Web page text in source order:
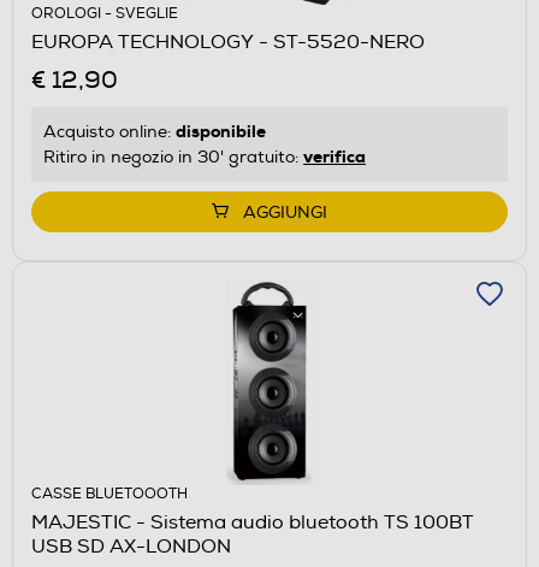
OROLOGI - SVEGLIE
EUROPA TECHNOLOGY - ST-5520-NERO
€ 12,90
Acquisto online: disponibile
Ritiro in negozio in 30' gratuito: verifica
AGGIUNGI
CASSE BLUETOOOTH
MAJESTIC - Sistema audio bluetooth TS 100BT
USB SD AX-LONDON